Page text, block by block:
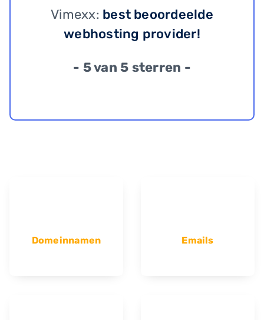
Vimexx: best beoordeelde
webhosting provider!
- 5 van 5 sterren -
Domeinnamen Emails